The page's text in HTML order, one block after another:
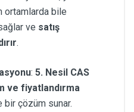
ortamlarda bile
ve satış
.
: 5. Nesil CAS
ve fiyatlandırma
çözüm sunar.